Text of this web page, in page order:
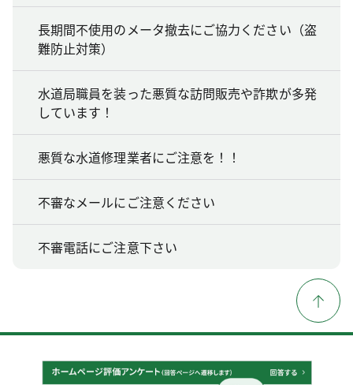
長期間不使用のメータ撤去にご協力ください（盗
難防止対策）
水道局職員を装った悪質な訪問販売や詐欺が多発
しています！
悪質な水道修理業者にご注意を！！
不審なメールにご注意ください
不審電話にご注意下さい